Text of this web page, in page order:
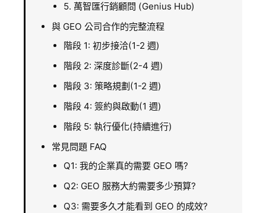
5. 萬智匯行銷顧問 (Genius Hub)
與 GEO 公司合作的完整流程
階段 1: 初步接洽(1-2 週)
階段 2: 深度診斷(2-4 週)
階段 3: 策略規劃(1-2 週)
階段 4: 簽約與啟動(1 週)
階段 5: 執行優化(持續進行)
常見問題 FAQ
Q1: 我的企業真的需要 GEO 嗎?
Q2: GEO 服務大約需要多少預算?
Q3: 需要多久才能看到 GEO 的成效?